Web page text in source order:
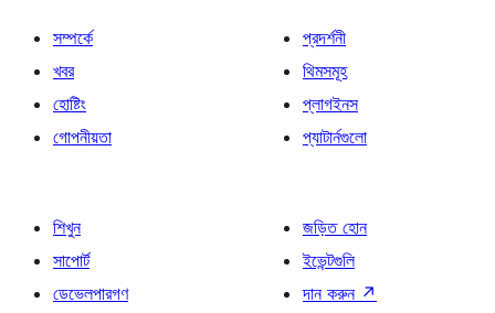
সম্পর্কে
খবর
হোষ্টিং
গোপনীয়তা
প্রদর্শনী
থিমসমূহ
প্লাগইনস
প্যাটার্নগুলো
শিখুন
সাপোর্ট
ডেভেলপারগণ
জড়িত হোন
ইভেন্টগুলি
দান করুন ↗